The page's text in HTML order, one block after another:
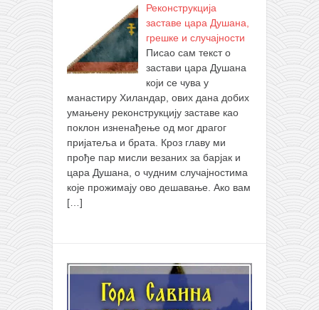
Реконструкција
заставе цара Душана,
грешке и случајности
Писао сам текст о
застави цара Душана
који се чува у
манастиру Хиландар, ових дана добих
умањену реконструкцију заставе као
поклон изненађење од мог драгог
пријатеља и брата. Кроз главу ми
прође пар мисли везаних за барјак и
цара Душана, о чудним случајностима
које прожимају ово дешавање. Ако вам
[…]